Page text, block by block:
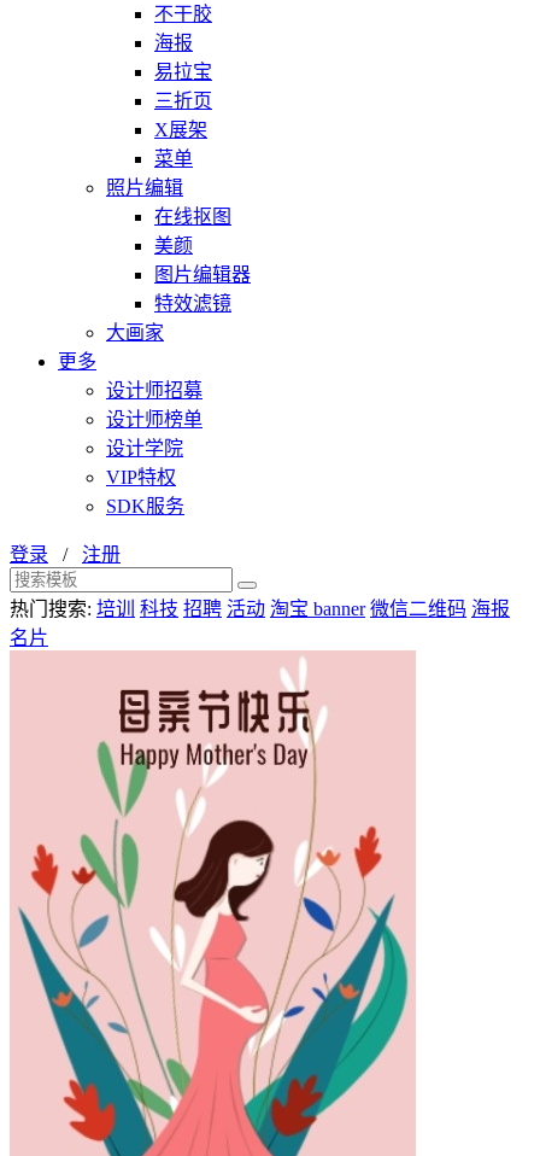
不干胶
海报
易拉宝
三折页
X展架
菜单
照片编辑
在线抠图
美颜
图片编辑器
特效滤镜
大画家
更多
设计师招募
设计师榜单
设计学院
VIP特权
SDK服务
登录 / 注册
热门搜索: 培训 科技 招聘 活动 淘宝 banner 微信二维码 海报
名片